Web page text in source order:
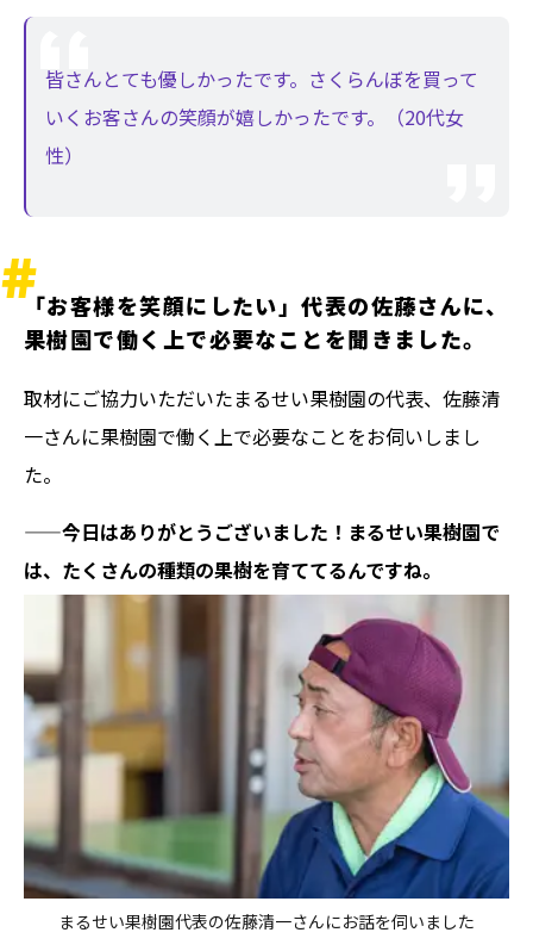
皆さんとても優しかったです。さくらんぼを買って
いくお客さんの笑顔が嬉しかったです。（20代女
性）
「お客様を笑顔にしたい」代表の佐藤さんに、
果樹園で働く上で必要なことを聞きました。
取材にご協力いただいたまるせい果樹園の代表、佐藤清
一さんに果樹園で働く上で必要なことをお伺いしまし
た。
——今日はありがとうございました！まるせい果樹園で
は、たくさんの種類の果樹を育ててるんですね。
まるせい果樹園代表の佐藤清一さんにお話を伺いました